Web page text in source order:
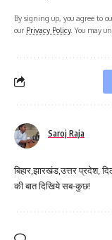
By signing up, you agree to
our Privacy Policy. You may
Saroj Raja
बिहार,झारखंड,उत्तर प्रदेश,
की बात दिखिये सब-कुछ!